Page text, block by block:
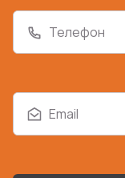
Телефон
Email